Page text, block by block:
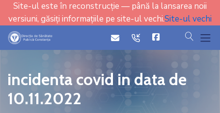
Site-ul este în reconstrucție — până la lansarea noii
versiuni, găsiți informațiile pe site-ul vechi.Site-ul vechi
iconicon cauta
incidenta covid in data de
10.11.2022